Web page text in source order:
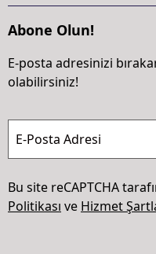
Abone Olun!
E-posta adresinizi
olabilirsiniz!
E-Posta Adresi
Bu site reCAPTCHA
Politikası ve Hizmet